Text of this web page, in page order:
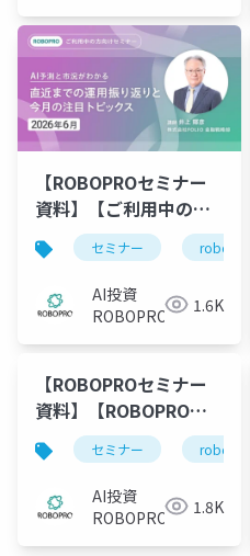
【ROBOPROセミナー
資料】【ご利用中の方
向け】2026年6月 AI予
測と市況がわかる 直
近までの運用振り返り
と今月の注目トピック
ス
セミナー robopro
AI投資
ROBOPRO
1.6K
【ROBOPROセミナー
資料】【ROBOPRO特
別編】FOLIOホールデ
ィングス総取扱資産残
高1兆円突破記念 リス
ク局面でも成長し続け
た理由とは？
セミナー robopro
AI投資
ROBOPRO
1.8K